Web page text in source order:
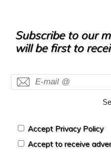
Subscribe to our
will be first to
Accept Privacy Policy
Accept to receive